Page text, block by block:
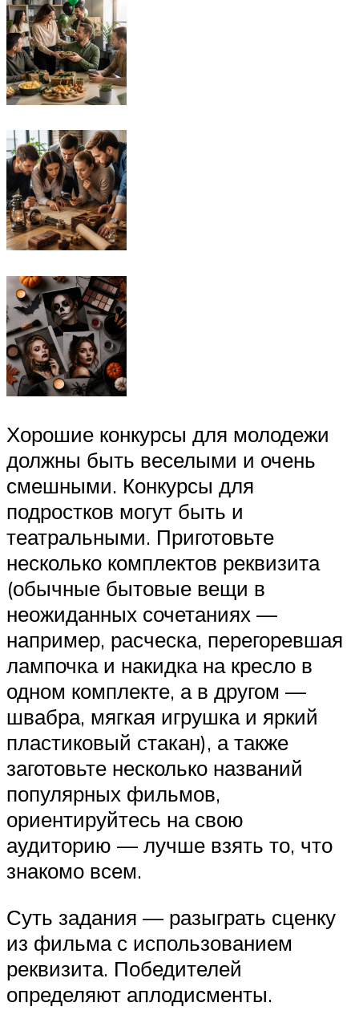
Хорошие конкурсы для молодежи
должны быть веселыми и очень
смешными. Конкурсы для
подростков могут быть и
театральными. Приготовьте
несколько комплектов реквизита
(обычные бытовые вещи в
неожиданных сочетаниях —
например, расческа, перегоревшая
лампочка и накидка на кресло в
одном комплекте, а в другом —
швабра, мягкая игрушка и яркий
пластиковый стакан), а также
заготовьте несколько названий
популярных фильмов,
ориентируйтесь на свою
аудиторию — лучше взять то, что
знакомо всем.
Суть задания — разыграть сценку
из фильма с использованием
реквизита. Победителей
определяют аплодисменты.